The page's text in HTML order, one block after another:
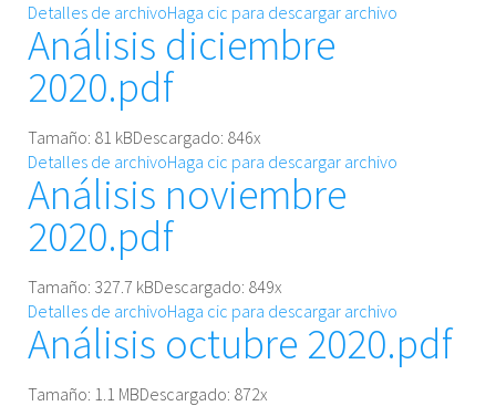
Detalles de archivoHaga cic para descargar archivo
Análisis diciembre
2020.pdf
Tamaño: 81 kBDescargado: 846x
Detalles de archivoHaga cic para descargar archivo
Análisis noviembre
2020.pdf
Tamaño: 327.7 kBDescargado: 849x
Detalles de archivoHaga cic para descargar archivo
Análisis octubre 2020.pdf
Tamaño: 1.1 MBDescargado: 872x